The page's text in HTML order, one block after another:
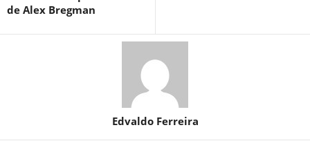
de Alex Bregman
Edvaldo Ferreira